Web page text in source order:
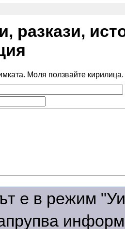
разкази,
Моля ползвайте кирилица.
е в режим